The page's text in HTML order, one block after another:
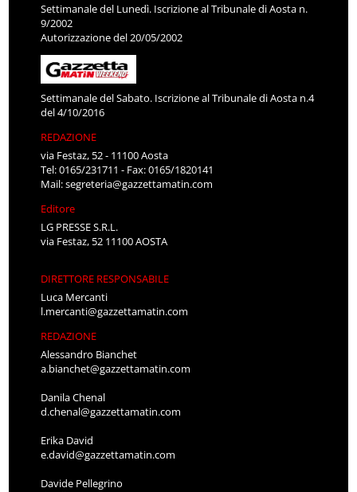
Settimanale del Lunedì. Iscrizione al Tribunale di Aosta n.
9/2002
Autorizzazione del 20/05/2002
Settimanale del Sabato. Iscrizione al Tribunale di Aosta n.4
del 4/10/2016
REDAZIONE
via Festaz, 52 - 11100 Aosta
Tel: 0165/231711 - Fax: 0165/1820141
Mail:segreteria@gazzettamatin.com
Editore
LG PRESSE S.R.L.
via Festaz, 52 11100 AOSTA
DIRETTORE RESPONSABILE
Luca Mercanti
l.mercanti@gazzettamatin.com
REDAZIONE
Alessandro Bianchet
a.bianchet@gazzettamatin.com
Danila Chenal
d.chenal@gazzettamatin.com
Erika David
e.david@gazzettamatin.com
Davide Pellegrino